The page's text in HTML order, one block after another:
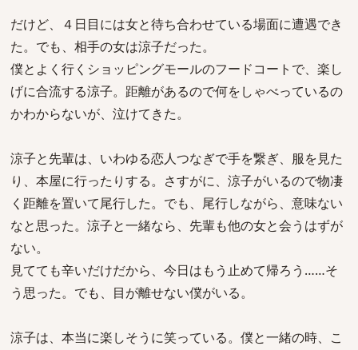
だけど、４日目には女と待ち合わせている場面に遭遇でき
た。でも、相手の女は涼子だった。
僕とよく行くショッピングモールのフードコートで、楽し
げに合流する涼子。距離があるので何をしゃべっているの
かわからないが、泣けてきた。
涼子と先輩は、いわゆる恋人つなぎで手を繋ぎ、服を見た
り、本屋に行ったりする。さすがに、涼子がいるので物凄
く距離を置いて尾行した。でも、尾行しながら、意味ない
なと思った。涼子と一緒なら、先輩も他の女と会うはずが
ない。
見てても辛いだけだから、今日はもう止めて帰ろう……そ
う思った。でも、目が離せない僕がいる。
涼子は、本当に楽しそうに笑っている。僕と一緒の時、こ